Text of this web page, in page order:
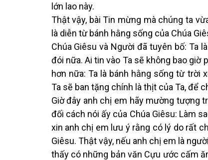
lớn lao này.
Thật vậy, bài Tin mừng mà chúng ta
là diễn từ bánh hằng sống của Chúa
Chúa Giêsu và Người đã tuyên bố: Ta
đói nữa. Ai tin vào Ta sẽ không bao giờ
hơn nữa: Ta là bánh hằng sống từ trời
Ta sẽ ban tặng chính là thịt của Ta, để
Giờ đây anh chị em hãy mường tượng
đối cách nói ấy của Chúa Giêsu: Làm
xin anh chị em lưu ý rằng có lý do rất
Giêsu. Thật vậy, nếu anh chị em là
thấy có những bản văn Cựu ước cấm